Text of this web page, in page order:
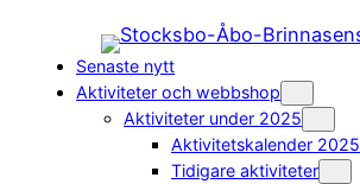
innehåll
Senaste nytt
Aktiviteter och webbshop
Aktiviteter under 2025
Aktivitetskalender 2025
Tidigare aktiviteter